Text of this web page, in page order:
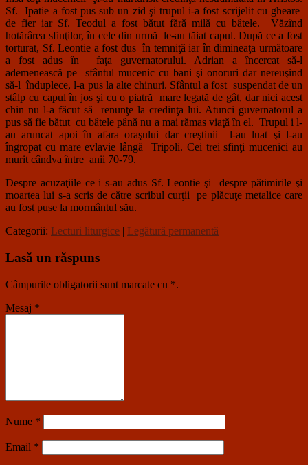
Sf. Ipatie a fost pus sub un zid şi trupul i-a fost scrijelit cu gheare
de fier iar Sf. Teodul a fost bătut fără milă cu bâtele. Văzînd
hotărârea sfinţilor, în cele din urmă le-au tăiat capul. După ce a fost
torturat, Sf. Leontie a fost dus în temniţă iar în dimineaţa următoare
a fost adus în faţa guvernatorului. Adrian a încercat să-l
ademenească pe sfântul mucenic cu bani şi onoruri dar nereuşind
să-l înduplece, l-a pus la alte chinuri. Sfântul a fost suspendat de un
stâlp cu capul în jos şi cu o piatră mare legată de gât, dar nici acest
chin nu l-a făcut să renunţe la credinţa lui. Atunci guvernatorul a
pus să fie bătut cu bâtele până nu a mai rămas viaţă în el. Trupul i l-
au aruncat apoi în afara oraşului dar creştinii l-au luat şi l-au
îngropat cu mare evlavie lângă Tripoli. Cei trei sfinţi mucenici au
murit cândva între anii 70-79.
Despre acuzaţiile ce i s-au adus Sf. Leontie şi despre pătimirile şi
moartea lui s-a scris de către scribul curţii pe plăcuţe metalice care
au fost puse la mormântul său.
Categorii: Lecturi liturgice | Legătură permanentă
Lasă un răspuns
Câmpurile obligatorii sunt marcate cu *.
Mesaj *
Nume *
Email *